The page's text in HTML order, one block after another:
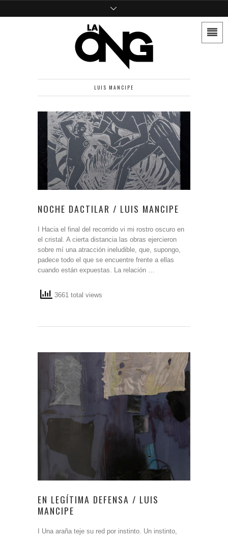
LUIS MANCIPE
NOCHE DACTILAR / LUIS MANCIPE
I Hacia el final del recorrido vi mi rostro oscuro en
el cristal. A cierta distancia las obras ejercieron
sobre mí una atracción ineludible, que, supongo,
padece todo el que se encuentre frente a ellas
cuando están expuestas. La relación …
3661 total views
EN LEGÍTIMA DEFENSA / LUIS
MANCIPE
I Una araña teje su red por instinto. Un instinto,